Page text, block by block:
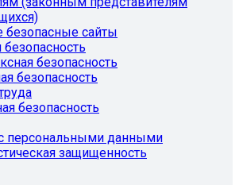
безопасные сайты
безопасность
безопасность
безопасность
персональными данными
защищенность